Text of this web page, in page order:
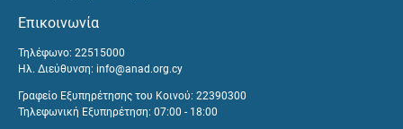
Επικοινωνία
Τηλέφωνο: 22515000
Ηλ. Διεύθυνση: info@anad.org.cy
Γραφείο Εξυπηρέτησης του Κοινού: 22390300
Τηλεφωνική Εξυπηρέτηση: 07:00 - 18:00